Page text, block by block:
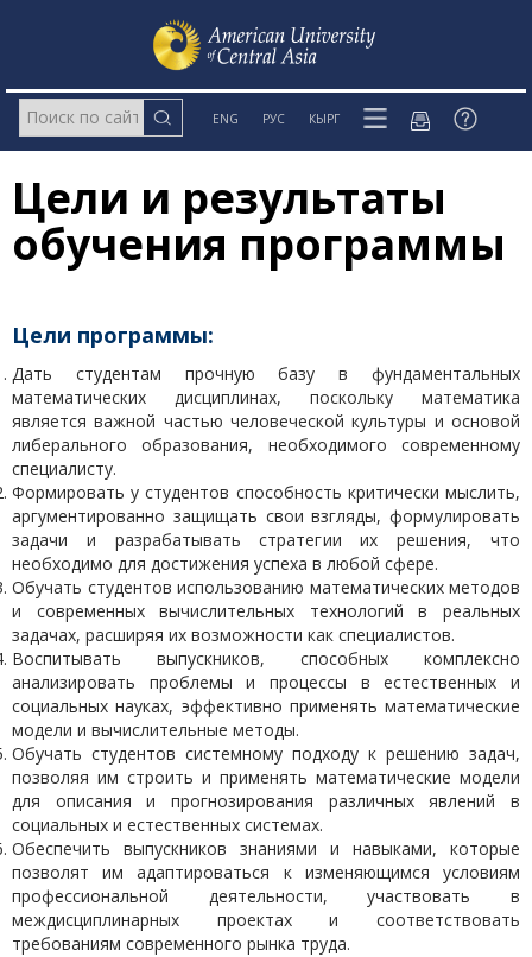
ENG РУС КЫРГ
Цели и результаты
обучения программы
Цели программы:
Дать студентам прочную базу в фундаментальных
математических дисциплинах, поскольку математика
является важной частью человеческой культуры и основой
либерального образования, необходимого современному
специалисту.
Формировать у студентов способность критически мыслить,
аргументированно защищать свои взгляды, формулировать
задачи и разрабатывать стратегии их решения, что
необходимо для достижения успеха в любой сфере.
Обучать студентов использованию математических методов
и современных вычислительных технологий в реальных
задачах, расширяя их возможности как специалистов.
Воспитывать выпускников, способных комплексно
анализировать проблемы и процессы в естественных и
социальных науках, эффективно применять математические
модели и вычислительные методы.
Обучать студентов системному подходу к решению задач,
позволяя им строить и применять математические модели
для описания и прогнозирования различных явлений в
социальных и естественных системах.
Обеспечить выпускников знаниями и навыками, которые
позволят им адаптироваться к изменяющимся условиям
профессиональной деятельности, участвовать в
междисциплинарных проектах и соответствовать
требованиям современного рынка труда.